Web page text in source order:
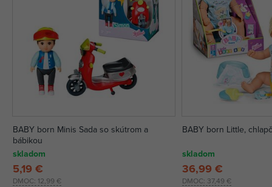
BABY born Minis Sada so skútrom a
bábikou
skladom
DMOC: 12,99 €
5,19 €
BABY born Little,
skladom
DMOC: 37,49 €
36,99 €